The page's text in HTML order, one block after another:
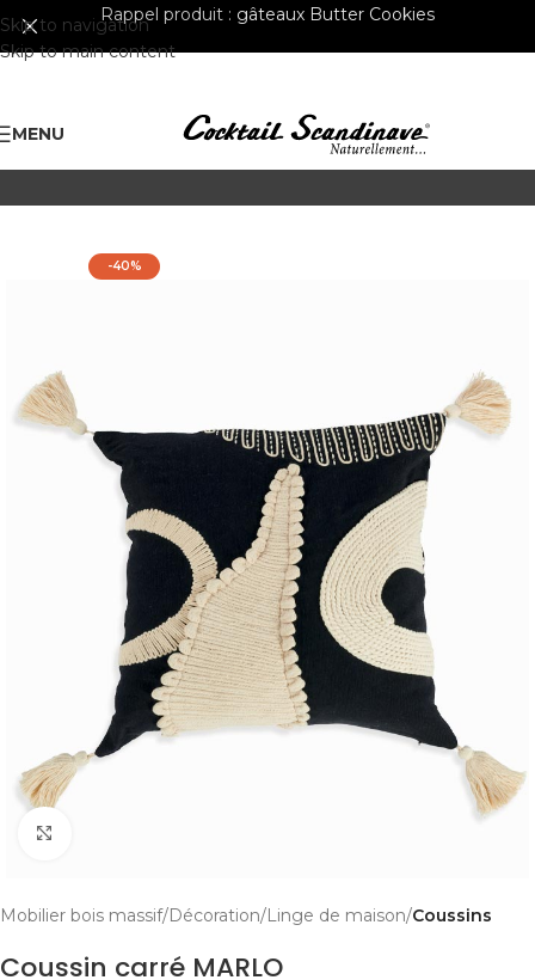
Skip to navigation
Skip to main content
Rappel produit : gâteaux Butter Cookies
MENU
-40%
Mobilier bois massif Décoration Linge de maison Coussins
Coussin carré MARLO